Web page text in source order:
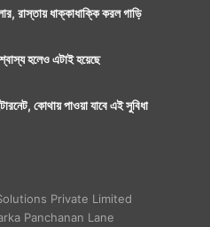
রাস্তায় ধাক্কাধাক্কি করল গাড়ি
হলেও এটাই হয়েছে
কোথায় পাওয়া যাবে এই সুবিধা
Private Limited
Panchanan Lane